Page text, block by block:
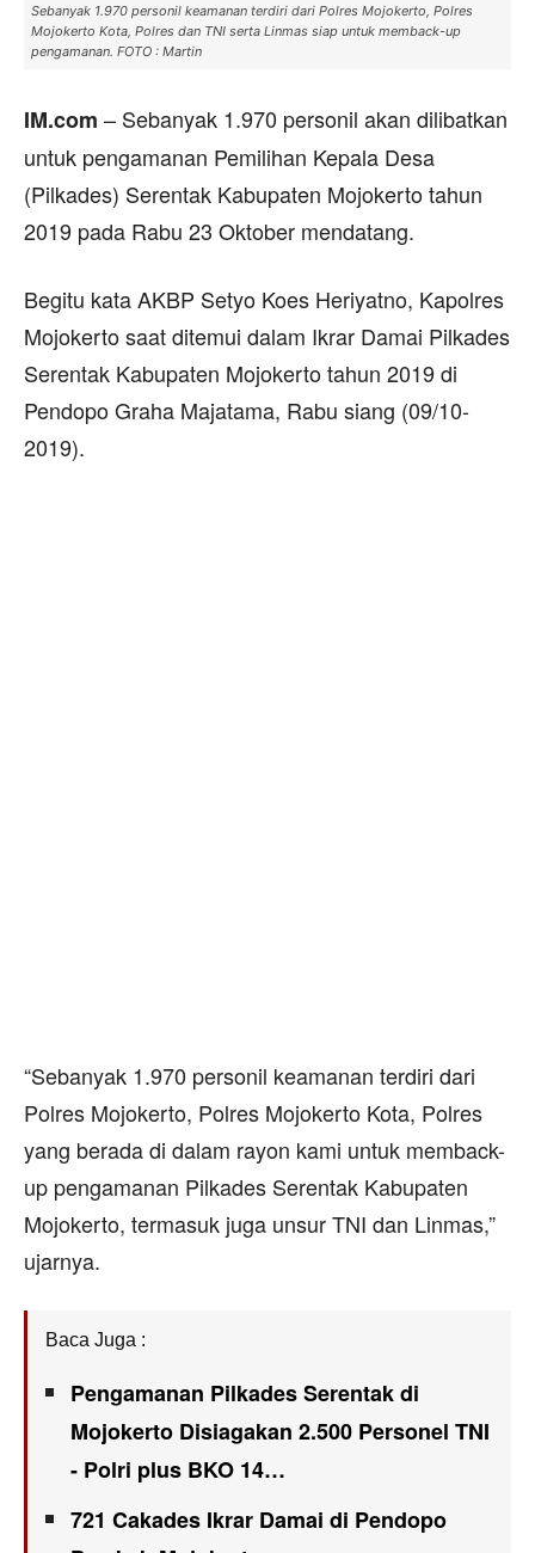
Sebanyak 1.970 personil keamanan terdiri dari Polres Mojokerto, Polres
Mojokerto Kota, Polres dan TNI serta Linmas siap untuk memback-up
pengamanan. FOTO : Martin
IM.com – Sebanyak 1.970 personil akan dilibatkan
untuk pengamanan Pemilihan Kepala Desa
(Pilkades) Serentak Kabupaten Mojokerto tahun
2019 pada Rabu 23 Oktober mendatang.
Begitu kata AKBP Setyo Koes Heriyatno, Kapolres
Mojokerto saat ditemui dalam Ikrar Damai Pilkades
Serentak Kabupaten Mojokerto tahun 2019 di
Pendopo Graha Majatama, Rabu siang (09/10-
2019).
“Sebanyak 1.970 personil keamanan terdiri dari
Polres Mojokerto, Polres Mojokerto Kota, Polres
yang berada di dalam rayon kami untuk memback-
up pengamanan Pilkades Serentak Kabupaten
Mojokerto, termasuk juga unsur TNI dan Linmas,”
ujarnya.
Baca Juga :
Pengamanan Pilkades Serentak di
Mojokerto Disiagakan 2.500 Personel TNI
- Polri plus BKO 14…
721 Cakades Ikrar Damai di Pendopo